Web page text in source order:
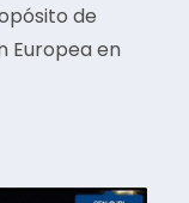
de
Europea en